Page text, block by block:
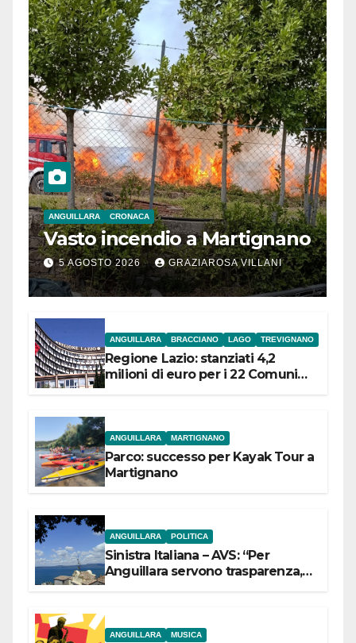
ANGUILLARA CRONACA
Vasto incendio a Martignano
5 AGOSTO 2026 GRAZIAROSA VILLANI
ANGUILLARA BRACCIANO LAGO TREVIGNANO
Regione Lazio: stanziati 4,2
milioni di euro per i 22 Comuni
ANGUILLARA MARTIGNANO
Parco: successo per Kayak Tour a
Martignano
ANGUILLARA POLITICA
Sinistra Italiana – AVS: “Per
Anguillara servono trasparenza,
ANGUILLARA MUSICA